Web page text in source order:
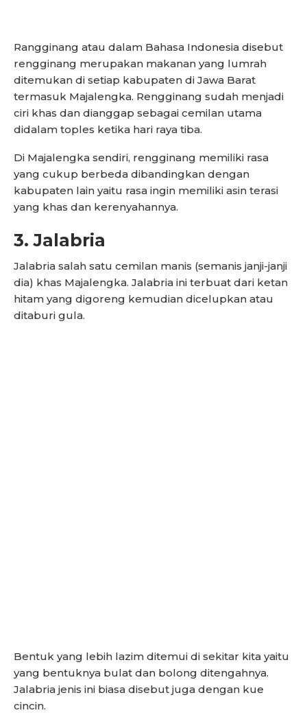
Rangginang atau dalam Bahasa Indonesia disebut
rengginang merupakan makanan yang lumrah
ditemukan di setiap kabupaten di Jawa Barat
termasuk Majalengka. Rengginang sudah menjadi
ciri khas dan dianggap sebagai cemilan utama
didalam toples ketika hari raya tiba.
Di Majalengka sendiri, rengginang memiliki rasa
yang cukup berbeda dibandingkan dengan
kabupaten lain yaitu rasa ingin memiliki asin terasi
yang khas dan kerenyahannya.
3. Jalabria
Jalabria salah satu cemilan manis (semanis janji-janji
dia) khas Majalengka. Jalabria ini terbuat dari ketan
hitam yang digoreng kemudian dicelupkan atau
ditaburi gula.
Bentuk yang lebih lazim ditemui di sekitar kita yaitu
yang bentuknya bulat dan bolong ditengahnya.
Jalabria jenis ini biasa disebut juga dengan kue
cincin.